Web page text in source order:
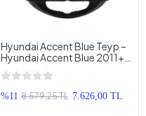
Hyundai Accent Blue Teyp –
Hyundai Accent Blue 2011+
Oem Android Multimedya –
Hyundai Accent Blue Android
Double Teyp
%11 8.579,25 TL 7.626,00 TL